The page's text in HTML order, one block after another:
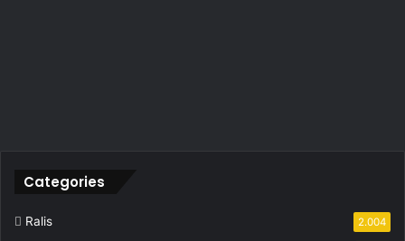
Categories
Ralis 2.004